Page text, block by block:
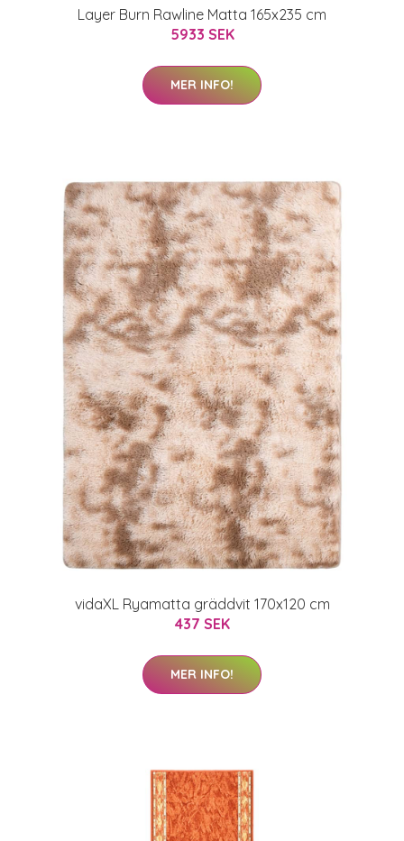
Layer Burn Rawline Matta 165x235 cm
5933 SEK
MER INFO!
vidaXL Ryamatta gräddvit 170x120 cm
437 SEK
MER INFO!